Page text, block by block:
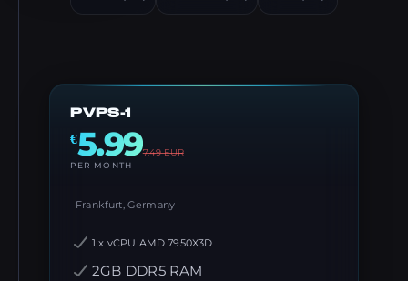
PVPS-1
€5.997.49EUR
PER MONTH
Frankfurt, Germany
1 x vCPU AMD 7950X3D
2GB DDR5 RAM